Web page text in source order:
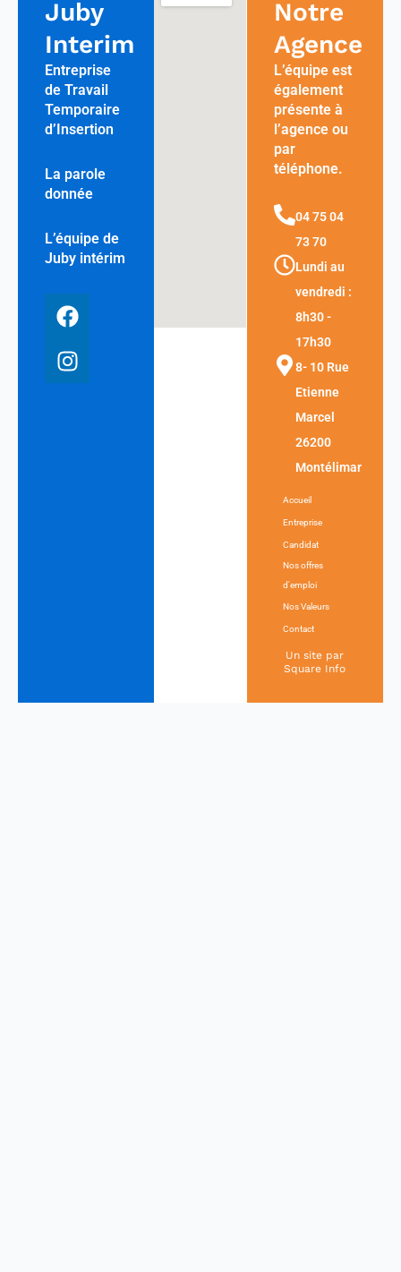
Juby
Interim
Entreprise
de Travail
Temporaire
d’Insertion
La parole
donnée
L’équipe de
Juby intérim
F
a
c
e
I
n
s
t
Notre
Agence
L’équipe est
également
présente à
l’agence ou
par
téléphone.
04 75 04
73 70
Lundi au
vendredi :
8h30 -
17h30
8- 10 Rue
Etienne
Marcel
26200
Montélimar
Accueil
Entreprise
Candidat
Nos offres
d'emploi
Nos Valeurs
Contact
Un site par
Square Info